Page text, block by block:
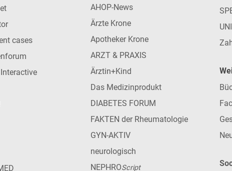
cases
AHOP-News
Ärzte Krone
Apotheker Krone
ARZT & PRAXIS
Ärztin+Kind
Das Medizinprodukt
DIABETES FORUM
FAKTEN der Rheumatologie
GYN-AKTIV
neurologisch
NEPHROScript